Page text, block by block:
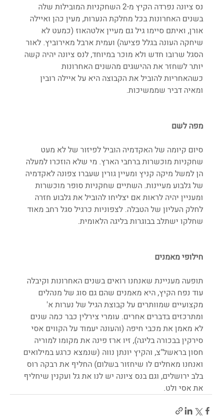
נס ציונה נפרדה הקיץ מ-2 השחקניות המובילות שלה
בשנים האחרונות בכל מחלקת הנערות, מעין כהן ואיילה
אורן, ואיתם סיימו גיל גם מעיין אלטהאוז (כמעט לא
שיחקה העונה בגלל פציעה) ועמית ארבל מאירוביץ. לאור
הסגל שרובו חדש ולא מוכר במיוחד, לנס ציונה יהיה קשה
יותר לשחזר את ההישגים מהשנים האחרונות
כשהאחריות להוביל את הקבוצה היא על איילה רובין
ומאיה דביר שממשיכות.
מפה לשם
סיום קיומה של האקדמיה הוביל לפיזור של לא מעט
שחקניות מוכשרות ברחבי הארץ. מי שלא הוזכרו למעלה
הן למשל מיקה קניץ ומעיין גורין שעברו צפונה לאקדמיה
של גלבוע מעיינות. השתיים שחקניות סופר מוכשרות
ומעניין יהיה לראות אם יצליחו להוביל את גלבוע חזרה
לחלק העליון של הטבלה. לצפוניות כרגיל סגל רחב מאוד
שחלקו ישתלב בבוגרות בליגה הלאומית.
חילופי מאמנים
תופעה מעניינת שאנחנו רואים בשנים האחרונות וקיבלה
עוד נפח הקיץ, היא מאמנים שהם גם סוג של מנהלים
מקצועיים שמוותרים על קבוצת הגיל של נערות א'
ומתרכזים בדברים אחרים. עומרי צירלין כבר כמה שנים
לא מאמן את מכבי חיפה (והעונה יעמוד על הקווים אסי
סירקין בבכורה בליגה), זיו ארז פינה את מקומו למוריה
חסון בראשל"צ, והקיץ יונתן נווה (שנמצא כרגע במילואים
ואנחנו מאחלים לו שיחזור בשלום) החליף את רבקה רוס
בלב ירושלים, וגם בנס ציונה יש לנו את גל ועקנין שיחליף
את אסי ולט.